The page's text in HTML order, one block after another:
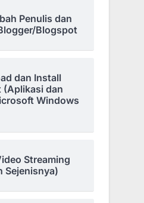
Penulis dan
Blogspot
dan Install
(Aplikasi dan
Windows
Streaming
Sejenisnya)